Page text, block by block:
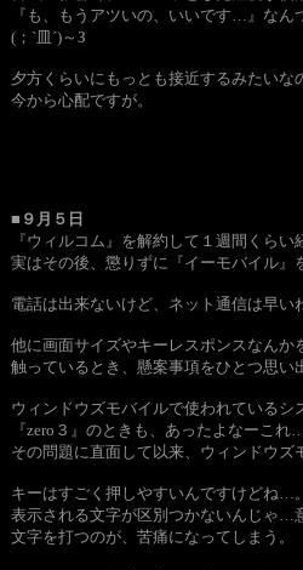
『も、もうアツいの、いいです…』なん
(；`皿´)～З
夕方くらいにもっとも接近するみたいな
今から心配ですが。
■９月５日
『ウィルコム』を解約して１週間くらい
実はその後、懲りずに『イーモバイル』
電話は出来ないけど、ネット通信は早
他に画面サイズやキーレスポンスなん
触っているとき、懸案事項をひとつ思い
ウィンドウズモバイルで使われている
『zero３』のときも、あったよなーこれ…
その問題に直面して以来、ウィンドウ
キーはすごく押しやすいんですけどね…。
表示される文字が区別つかないんじゃ…
文字を打つのが、苦痛になってしまう。